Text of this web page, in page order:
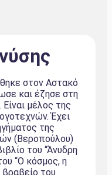
στον Αστακό
και έζησε στη
μέλος της
Έχει
της
(Βεροπούλου)
του “Άνυδρη
“Ο κόσμος, η
του